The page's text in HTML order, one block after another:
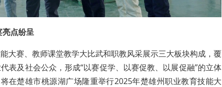
亮点纷呈
大赛、教师课堂教学大比武和职教风采展示三大板块构成，覆
表及社会公众，形成“以赛促学、以赛促教、以展促融”的立体
在楚雄市桃源湖广场隆重举行2025年楚雄州职业教育技能大